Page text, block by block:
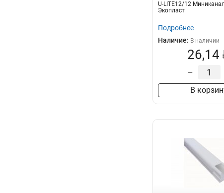
U-LITE12/12
Экопласт
Подробнее
Наличие: В наличии
26,14
–
В